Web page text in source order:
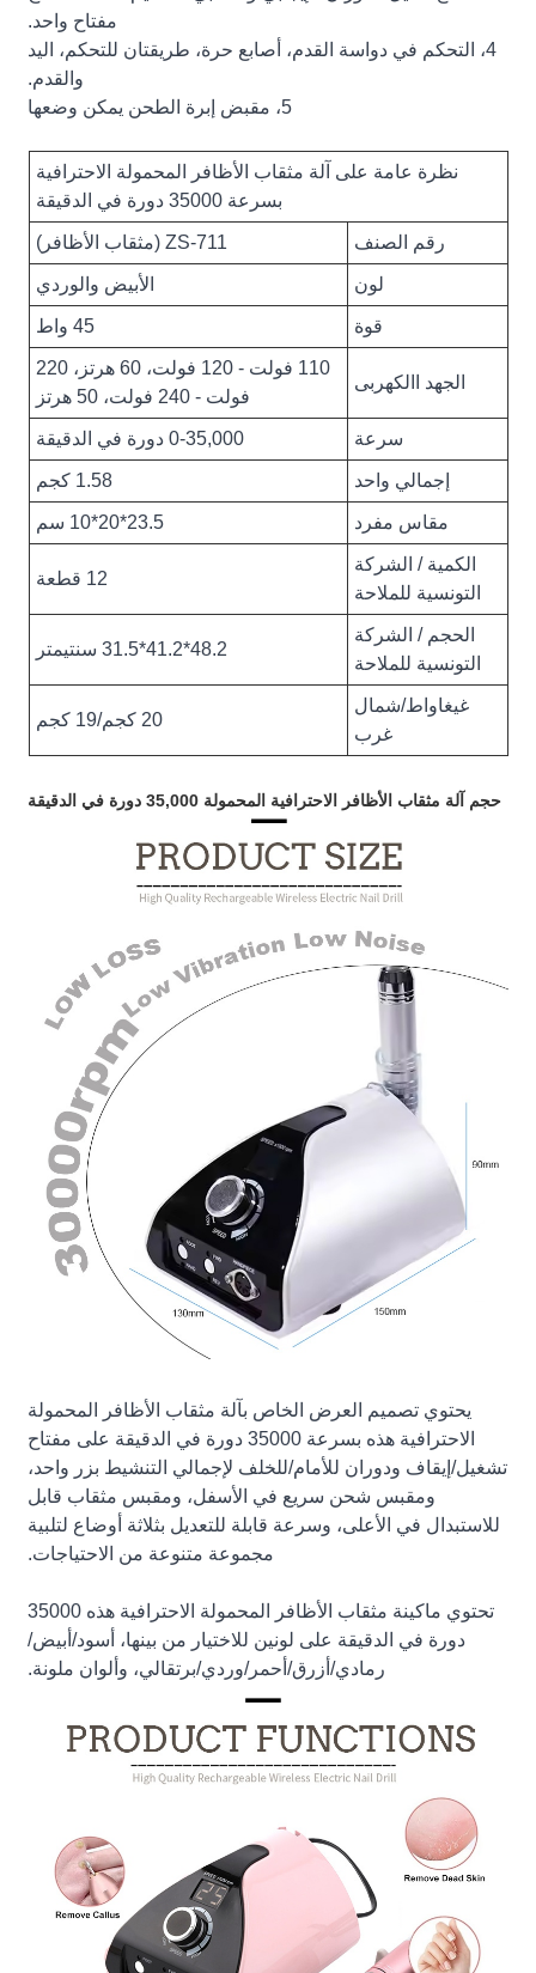
مفتاح واحد.
4، التحكم في دواسة القدم، أصابع حرة، طريقتان للتحكم، اليد
والقدم.
5، مقبض إبرة الطحن يمكن وضعها
نظرة عامة على آلة مثقاب الأظافر المحمولة الاحترافية
بسرعة 35000 دورة في الدقيقة
رقم الصنف ZS-711 (مثقاب الأظافر)
لون الأبيض والوردي
قوة 45 واط
الجهد االكهربى
110 فولت - 120 فولت، 60 هرتز، 220
فولت - 240 فولت، 50 هرتز
سرعة 0-35,000 دورة في الدقيقة
إجمالي واحد 1.58 كجم
مقاس مفرد 23.5*20*10 سم
الكمية / الشركة
التونسية للملاحة
12 قطعة
الحجم / الشركة
التونسية للملاحة
48.2*41.2*31.5 سنتيمتر
غيغاواط/شمال
غرب
20 كجم/19 كجم
حجم آلة مثقاب الأظافر الاحترافية المحمولة 35,000 دورة في الدقيقة
يحتوي تصميم العرض الخاص بآلة مثقاب الأظافر المحمولة
الاحترافية هذه بسرعة 35000 دورة في الدقيقة على مفتاح
تشغيل/إيقاف ودوران للأمام/للخلف لإجمالي التنشيط بزر واحد،
ومقبس شحن سريع في الأسفل، ومقبس مثقاب قابل
للاستبدال في الأعلى، وسرعة قابلة للتعديل بثلاثة أوضاع لتلبية
مجموعة متنوعة من الاحتياجات.
تحتوي ماكينة مثقاب الأظافر المحمولة الاحترافية هذه 35000
دورة في الدقيقة على لونين للاختيار من بينها، أسود/أبيض/
رمادي/أزرق/أحمر/وردي/برتقالي، وألوان ملونة.